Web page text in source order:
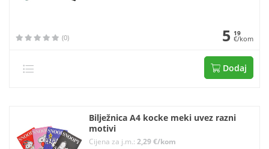
(0) 5 19
€/kom
Dodaj
Bilježnica A4 kocke meki uvez razni
motivi
Cijena za j.m.: 2,29 €/kom